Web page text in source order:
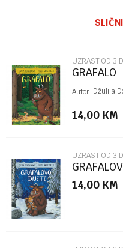
Poruka
POŠALJI
UZRAST OD 3
GRAFALO
Autor :Džulija
14,00 KM
UZRAST OD 3
14,00 KM